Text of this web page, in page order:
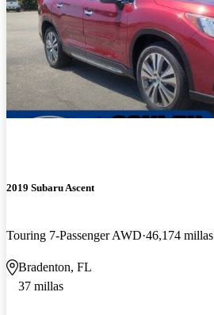
2019 Subaru Ascent
Touring 7-Passenger AWD 46,174 millas
Bradenton, FL
37 millas